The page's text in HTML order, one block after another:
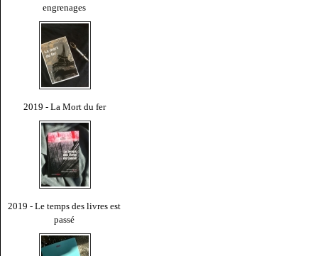
engrenages
2019 - La Mort du fer
2019 - Le temps des livres est
passé